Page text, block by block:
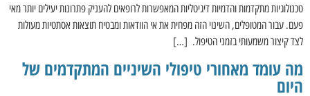
טכנולוגיות מתקדמות והדמיות דיגיטליות המאפשרות לרופאים להעניק פתרונות יעילים יותר מאי
פעם. עבור המטופלים, השינוי הזה מפחית את אי הוודאות ומבטיח תוצאות אסתטיות מעולות
לצד קיצור משמעותי בזמני הטיפול. […]
מה עומד מאחורי טיפולי השיניים המתקדמים של
היום